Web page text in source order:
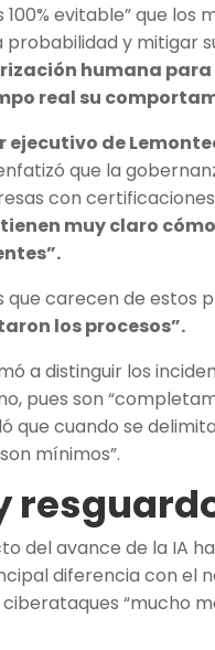
100% evitable” que
probabilidad y mitigar
humana
real su
ejecutivo de
que la
con
muy claro
que carecen de estos
los procesos”.
a distinguir los
pues son
que cuando se
mínimos”.
del avance de la IA
diferencia con el
“mucho